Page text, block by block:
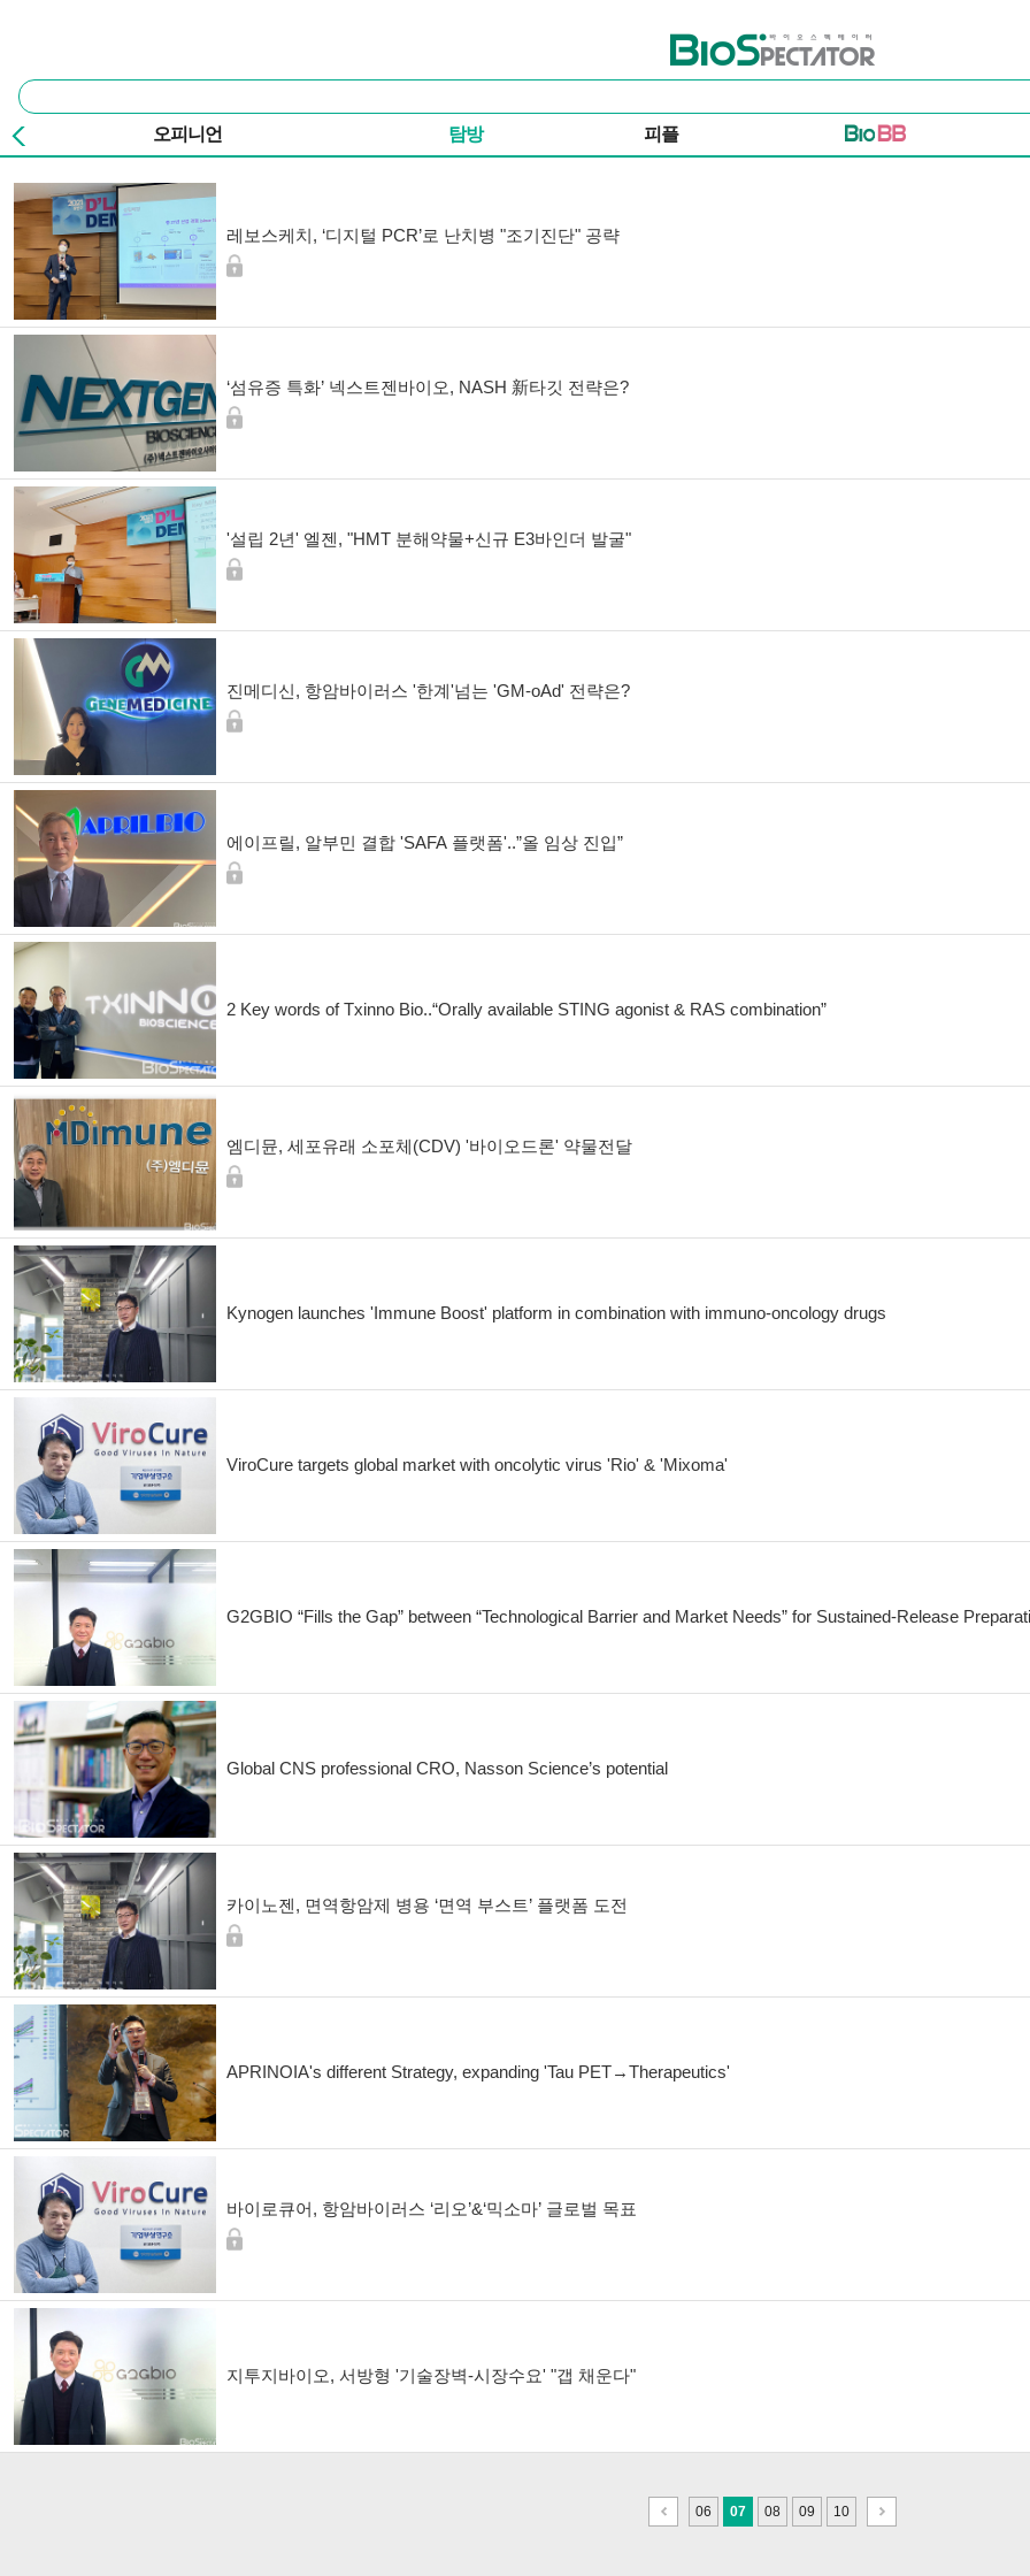
바이오스펙테이터
통
합
검
색
오피니언 탐방 피플
레보스케치, ‘디지털 PCR’로 난치병 "조기진단" 공략
‘섬유증 특화’ 넥스트젠바이오, NASH 新타깃 전략은?
'설립 2년' 엘젠, "HMT 분해약물+신규 E3바인더 발굴"
진메디신, 항암바이러스 '한계'넘는 'GM-oAd' 전략은?
에이프릴, 알부민 결합 'SAFA 플랫폼'..”올 임상 진입”
2 Key words of Txinno Bio..“Orally available STING agonist & RAS combination”
엠디뮨, 세포유래 소포체(CDV) '바이오드론' 약물전달
Kynogen launches 'Immune Boost' platform in combination with immuno-oncology drugs
ViroCure targets global market with oncolytic virus 'Rio' & 'Mixoma'
G2GBIO “Fills the Gap” between “Technological Barrier and Market Needs” for Sustained-Release
Global CNS professional CRO, Nasson Science’s potential
카이노젠, 면역항암제 병용 ‘면역 부스트’ 플랫폼 도전
APRINOIA's different Strategy, expanding 'Tau PET→Therapeutics'
바이로큐어, 항암바이러스 ‘리오’&‘믹소마’ 글로벌 목표
지투지바이오, 서방형 '기술장벽-시장수요' "갭 채운다"
이
전
06 07 08 09 10
다
음